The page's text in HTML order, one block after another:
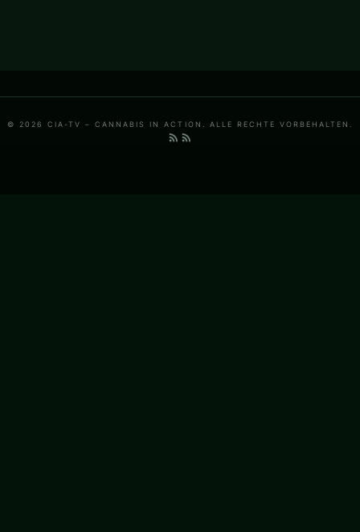
© 2026 CIA-TV – CANNABIS IN ACTION. ALLE RECHTE VORBEHALTEN.